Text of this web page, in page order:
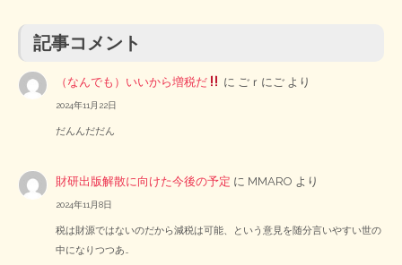
記事コメント
（なんでも）いいから増税だ に ごｒにご より
2024年11月22日
だんんだだん
財研出版解散に向けた今後の予定 に MMARO より
2024年11月8日
税は財源ではないのだから減税は可能、という意見を随分言いやすい世の
中になりつつあ…